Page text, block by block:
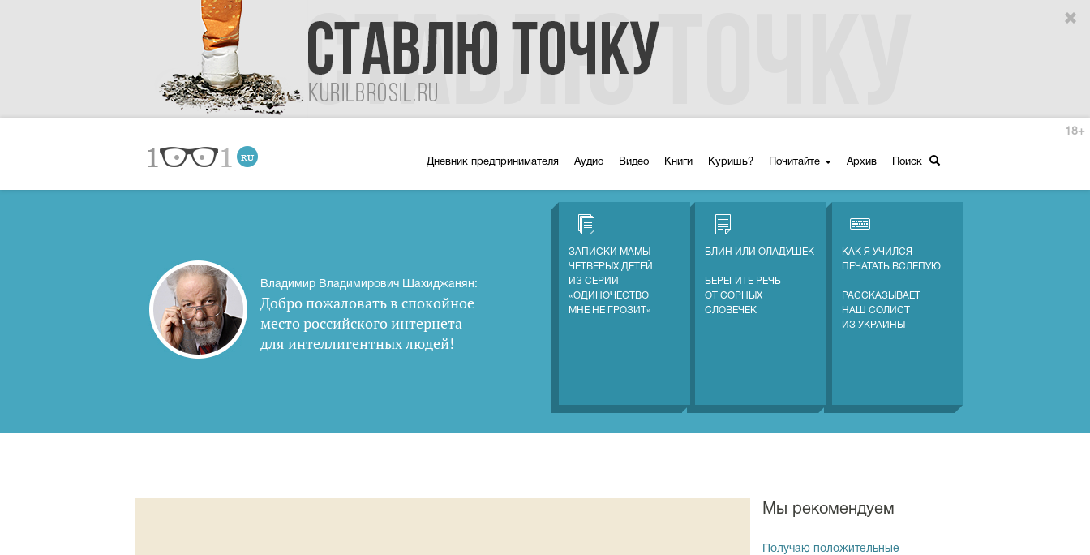
Дневник предпринимателя Аудио Видео Книги Куришь? Почитайте Архив Поиск
18+
Владимир Владимирович Шахиджанян:
Добро пожаловать в спокойное
место российского интернета
для интеллигентных людей!
ЗАПИСКИ МАМЫ
ЧЕТВЕРЫХ ДЕТЕЙ
ИЗ СЕРИИ
«ОДИНОЧЕСТВО
МНЕ НЕ ГРОЗИТ»
БЛИН ИЛИ ОЛАДУШЕК
БЕРЕГИТЕ РЕЧЬ
ОТ СОРНЫХ
СЛОВЕЧЕК
КАК Я УЧИЛСЯ
ПЕЧАТАТЬ ВСЛЕПУЮ
РАССКАЗЫВАЕТ
НАШ СОЛИСТ
ИЗ УКРАИНЫ
Мы рекомендуем
Получаю положительные